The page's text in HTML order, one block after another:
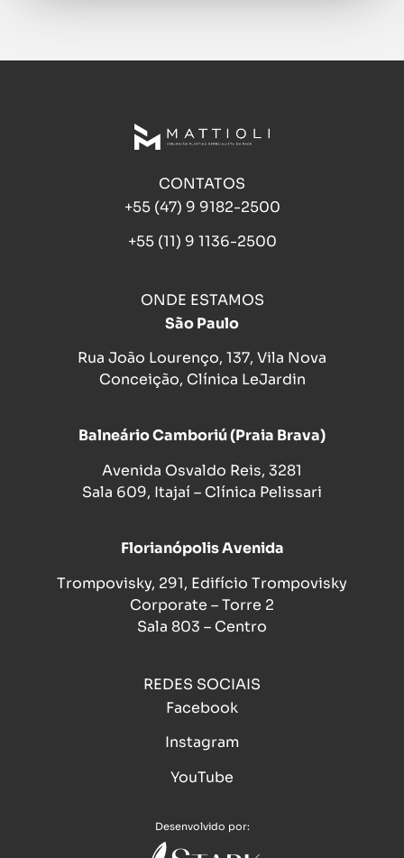
CONTATOS
+55 (47) 9 9182-2500
+55 (11) 9 1136-2500
ONDE ESTAMOS
São Paulo
Rua João Lourenço, 137, Vila Nova
Conceição, Clínica LeJardin
Balneário Camboriú (Praia Brava)
Avenida Osvaldo Reis, 3281
Sala 609, Itajaí – Clínica Pelissari
Florianópolis Avenida
Trompovisky, 291, Edifício Trompovisky
Corporate – Torre 2
Sala 803 – Centro
REDES SOCIAIS
Facebook
Instagram
YouTube
Desenvolvido por: